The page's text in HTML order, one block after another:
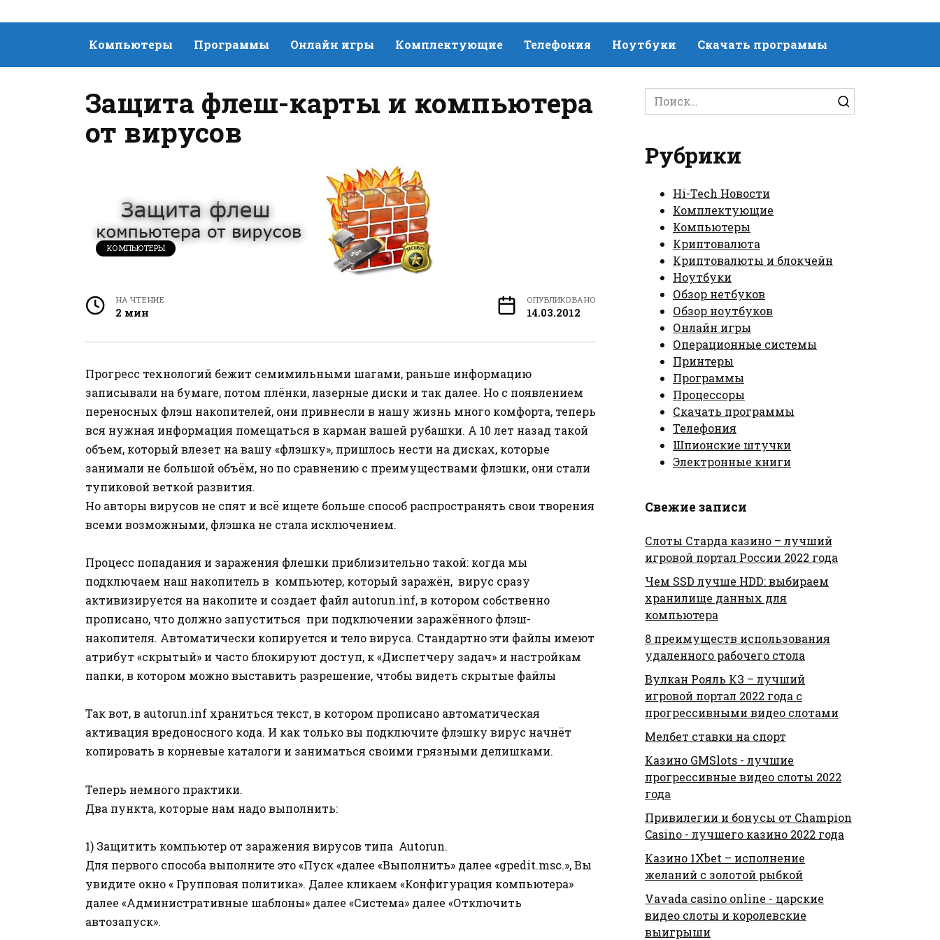
Компьютеры Программы Онлайн игры Комплектующие Телефония Ноутбуки Скачать программы
Защита флеш-карты и компьютера
от вирусов
КОМПЬЮТЕРЫ
НА ЧТЕНИЕ
2 мин
ОПУБЛИКОВАНО
14.03.2012
Прогресс технологий бежит семимильными шагами, раньше информацию
записывали на бумаге, потом плёнки, лазерные диски и так далее. Но с появлением
переносных флэш накопителей, они привнесли в нашу жизнь много комфорта, теперь
вся нужная информация помещаться в карман вашей рубашки. А 10 лет назад такой
объем, который влезет на вашу «флэшку», пришлось нести на дисках, которые
занимали не большой объём, но по сравнению с преимуществами флэшки, они стали
тупиковой веткой развития.
Но авторы вирусов не спят и всё ищете больше способ распространять свои творения
всеми возможными, флэшка не стала исключением.
Процесс попадания и заражения флешки приблизительно такой: когда мы
подключаем наш накопитель в компьютер, который заражён, вирус сразу
активизируется на накопите и создает файл autorun.inf, в котором собственно
прописано, что должно запуститься при подключении заражённого флэш-
накопителя. Автоматически копируется и тело вируса. Стандартно эти файлы имеют
атрибут «скрытый» и часто блокируют доступ, к «Диспетчеру задач» и настройкам
папки, в котором можно выставить разрешение, чтобы видеть скрытые файлы
Так вот, в autorun.inf храниться текст, в котором прописано автоматическая
активация вредоносного кода. И как только вы подключите флэшку вирус начнёт
копировать в корневые каталоги и заниматься своими грязными делишками.
Теперь немного практики.
Два пункта, которые нам надо выполнить:
1) Защитить компьютер от заражения вирусов типа Autorun.
Для первого способа выполните это «Пуск «далее «Выполнить» далее «gpedit.msc.», Вы
увидите окно « Групповая политика». Далее кликаем «Конфигурация компьютера»
далее «Административные шаблоны» далее «Система» далее «Отключить
автозапуск».
Search
for:
Рубрики
Hi-Tech Новости
Комплектующие
Компьютеры
Криптовалюта
Криптовалюты и блокчейн
Ноутбуки
Обзор нетбуков
Обзор ноутбуков
Онлайн игры
Операционные системы
Принтеры
Программы
Процессоры
Скачать программы
Телефония
Шпионские штучки
Электронные книги
Свежие записи
Слоты Старда казино – лучший
игровой портал России 2022 года
Чем SSD лучше HDD: выбираем
хранилище данных для
компьютера
8 преимуществ использования
удаленного рабочего стола
Вулкан Рояль КЗ – лучший
игровой портал 2022 года с
прогрессивными видео слотами
Мелбет ставки на спорт
Казино GMSlots - лучшие
прогрессивные видео слоты 2022
года
Привилегии и бонусы от Champion
Casino - лучшего казино 2022 года
Казино 1Xbet – исполнение
желаний с золотой рыбкой
Vavada casino online - царские
видео слоты и королевские
выигрыши